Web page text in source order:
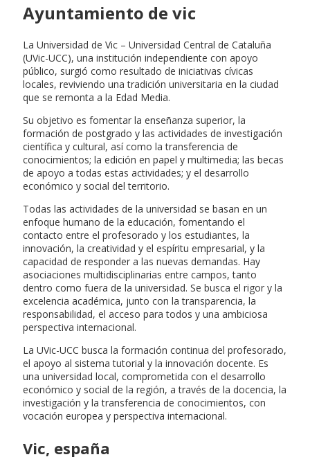
Ayuntamiento de vic
La Universidad de Vic – Universidad Central de Cataluña
(UVic-UCC), una institución independiente con apoyo
público, surgió como resultado de iniciativas cívicas
locales, reviviendo una tradición universitaria en la ciudad
que se remonta a la Edad Media.
Su objetivo es fomentar la enseñanza superior, la
formación de postgrado y las actividades de investigación
científica y cultural, así como la transferencia de
conocimientos; la edición en papel y multimedia; las becas
de apoyo a todas estas actividades; y el desarrollo
económico y social del territorio.
Todas las actividades de la universidad se basan en un
enfoque humano de la educación, fomentando el
contacto entre el profesorado y los estudiantes, la
innovación, la creatividad y el espíritu empresarial, y la
capacidad de responder a las nuevas demandas. Hay
asociaciones multidisciplinarias entre campos, tanto
dentro como fuera de la universidad. Se busca el rigor y la
excelencia académica, junto con la transparencia, la
responsabilidad, el acceso para todos y una ambiciosa
perspectiva internacional.
La UVic-UCC busca la formación continua del profesorado,
el apoyo al sistema tutorial y la innovación docente. Es
una universidad local, comprometida con el desarrollo
económico y social de la región, a través de la docencia, la
investigación y la transferencia de conocimientos, con
vocación europea y perspectiva internacional.
Vic, españa